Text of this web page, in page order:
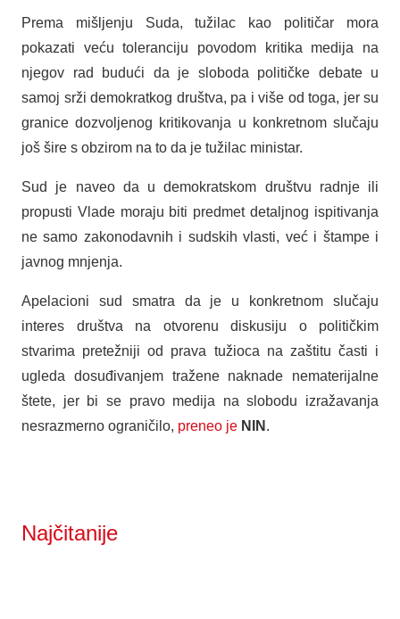
Prema mišljenju Suda, tužilac kao političar mora
pokazati veću toleranciju povodom kritika medija na
njegov rad budući da je sloboda političke debate u
samoj srži demokratkog društva, pa i više od toga, jer su
granice dozvoljenog kritikovanja u konkretnom slučaju
još šire s obzirom na to da je tužilac ministar.
Sud je naveo da u demokratskom društvu radnje ili
propusti Vlade moraju biti predmet detaljnog ispitivanja
ne samo zakonodavnih i sudskih vlasti, već i štampe i
javnog mnjenja.
Apelacioni sud smatra da je u konkretnom slučaju
interes društva na otvorenu diskusiju o političkim
stvarima pretežniji od prava tužioca na zaštitu časti i
ugleda dosuđivanjem tražene naknade nematerijalne
štete, jer bi se pravo medija na slobodu izražavanja
nesrazmerno ograničilo, preneo je NIN .
Najčitanije